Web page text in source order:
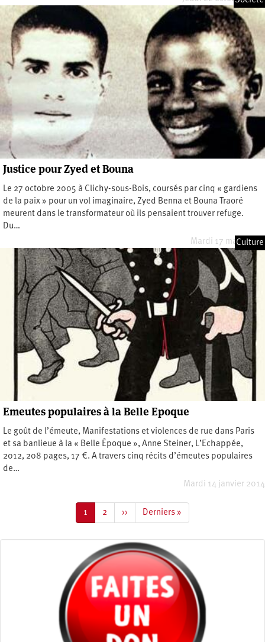
Justice pour Zyed et Bouna
Le 27 octobre 2005 à Clichy-sous-Bois, coursés par cinq « gardiens
de la paix » pour un vol imaginaire, Zyed Benna et Bouna Traoré
meurent dans le transformateur où ils pensaient trouver refuge.
Du…
Mardi 17 mars 2015
Culture
Emeutes populaires à la Belle Epoque
Le goût de l’émeute, Manifestations et violences de rue dans Paris
et sa banlieue à la « Belle Époque », Anne Steiner, L’Echappée,
2012, 208 pages, 17 €. A travers cinq récits d’émeutes populaires
de…
Mardi 14 janvier 2014
Page
courante
1 Page
2
Page
suivante
››
Dernière
page
Derniers »